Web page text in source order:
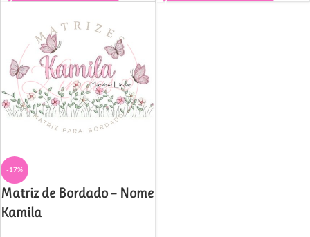
-17%
Matriz de Bordado – Nome
Kamila